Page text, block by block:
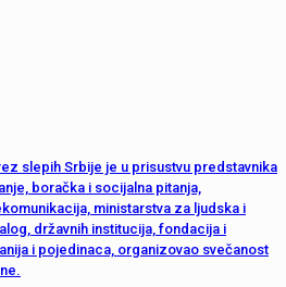
slepih Srbije je u prisustvu predstavnika
boračka i socijalna pitanja,
ministarstva za ljudska i
državnih institucija, fondacija i
i pojedinaca, organizovao svečanost